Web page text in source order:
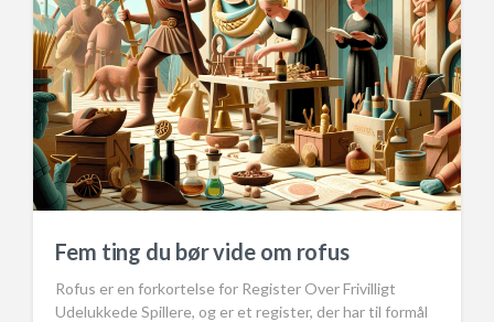
Fem ting du bør vide om rofus
Rofus er en forkortelse for Register Over Frivilligt
Udelukkede Spillere, og er et register, der har til formål